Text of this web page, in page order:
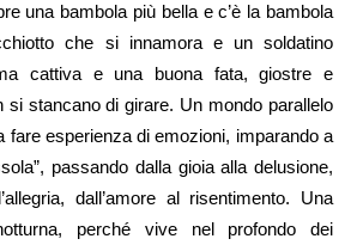
una bambola più bella e c’è la bambola
che si innamora e un soldatino
cattiva e una buona fata, giostre e
si stancano di girare. Un mondo parallelo
fare esperienza di emozioni, imparando a
passando dalla gioia alla delusione,
dall’amore al risentimento. Una
perché vive nel profondo dei